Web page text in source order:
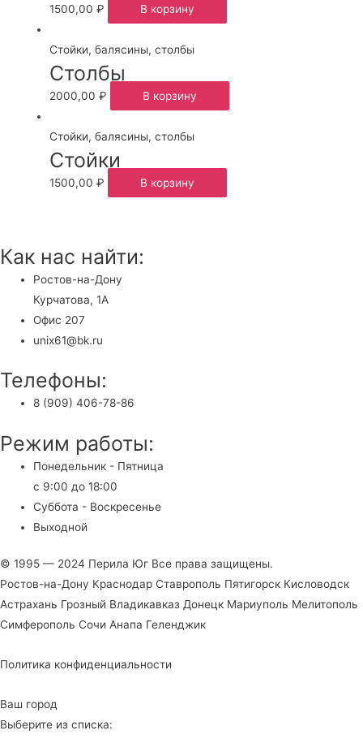
1500,00₽ В корзину
Стойки, балясины, столбы
Столбы
2000,00₽ В корзину
Стойки, балясины, столбы
Стойки
1500,00₽ В корзину
Как нас найти:
Ростов-на-Дону
Курчатова, 1А
Офис 207
unix61@bk.ru
Телефоны:
8 (909) 406-78-86
Режим работы:
Понедельник - Пятница
с 9:00 до 18:00
Суббота - Воскресенье
Выходной
© 1995 — 2024 Перила Юг Все права защищены.
Ростов-на-Дону Краснодар Ставрополь Пятигорск Кисловодск
Астрахань Грозный Владикавказ Донецк Мариуполь Мелитополь
Симферополь Сочи Анапа Геленджик
Политика конфиденциальности
Ваш город
Выберите из списка: